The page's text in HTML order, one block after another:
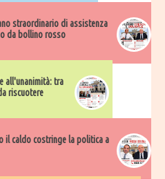
straordinario di assistenza
da bollino rosso
all'unanimità: tra
riscuotere
il caldo costringe la politica a